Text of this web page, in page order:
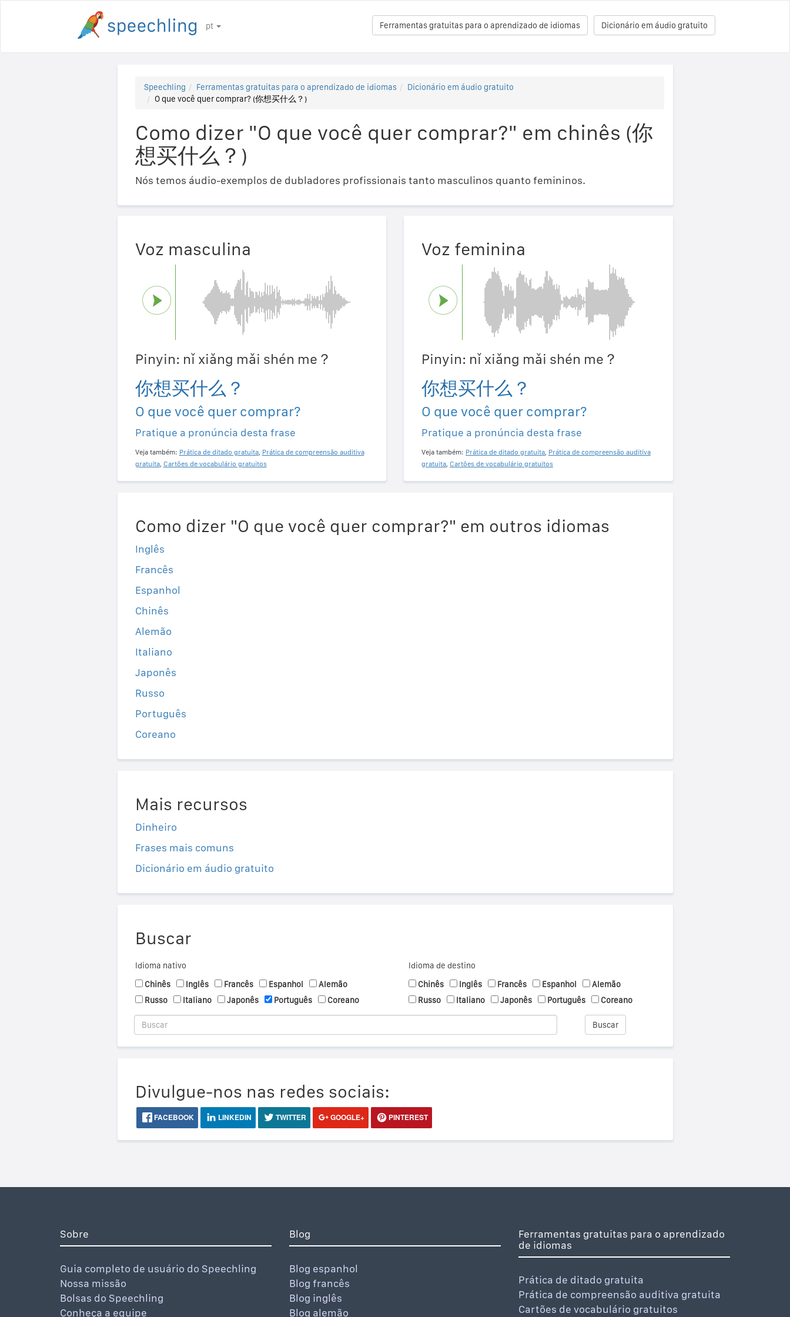
pt Dicionário em áudio gratuito
Ferramentas gratuitas para o aprendizado de idiomas
Speechling Ferramentas gratuitas para o aprendizado de idiomas
Dicionário em áudio gratuito
O que você quer comprar? (你想买什么？)
Como dizer "O que você quer comprar?" em chinês (你
想买什么？)
Nós temos áudio-exemplos de dubladores profissionais tanto masculinos quanto femininos.
Voz masculina
Pinyin: nǐ xiǎng mǎi shén me？
你想买什么？
O que você quer comprar?
Pratique a pronúncia desta frase
Veja também: Prática de ditado gratuita, Prática de compreensão auditiva
gratuita, Cartões de vocabulário gratuitos
Voz feminina
Pinyin: nǐ xiǎng mǎi shén me？
你想买什么？
O que você quer comprar?
Pratique a pronúncia desta frase
Veja também: Prática de ditado gratuita, Prática de compreensão auditiva
gratuita, Cartões de vocabulário gratuitos
Como dizer "O que você quer comprar?" em outros idiomas
Inglês
Francês
Espanhol
Chinês
Alemão
Italiano
Japonês
Russo
Português
Coreano
Mais recursos
Dinheiro
Frases mais comuns
Dicionário em áudio gratuito
Buscar
Idioma nativo
Chinês
Inglês Francês Espanhol
Alemão
Russo
Italiano Japonês Português Coreano
Idioma de destino
Chinês
Inglês Francês Espanhol
Alemão
Russo
Italiano Japonês Português Coreano
Buscar
Divulgue-nos nas redes sociais:
FACEBOOK LINKEDIN TWITTER GOOGLE+ PINTEREST
Sobre
Guia completo de usuário do Speechling
Nossa missão
Bolsas do Speechling
Conheça a equipe
Blog
Blog espanhol
Blog francês
Blog inglês
Blog alemão
Ferramentas gratuitas para o aprendizado
de idiomas
Prática de ditado gratuita
Prática de compreensão auditiva gratuita
Cartões de vocabulário gratuitos